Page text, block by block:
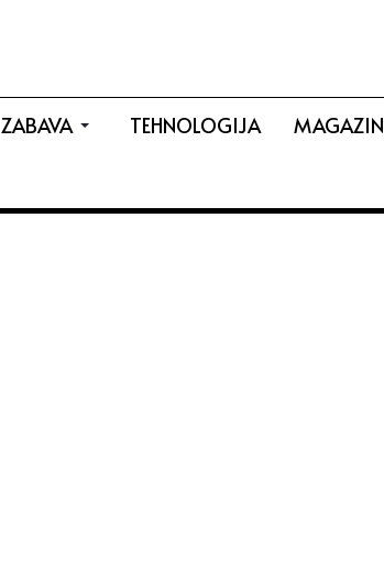
ZABAVA TEHNOLOGIJA
MAGAZIN